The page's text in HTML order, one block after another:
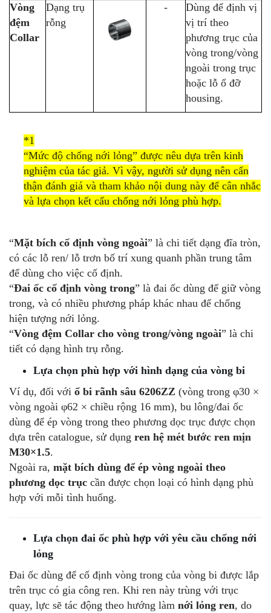
Vòng
đệm
Collar
Dạng trụ
rỗng
-
Dùng để định vị
vị trí theo
phương trục của
vòng trong/vòng
ngoài trong trục
hoặc lỗ ổ đỡ
housing.
*1
“Mức độ chống nới lỏng” được nêu dựa trên kinh
nghiệm của tác giả. Vì vậy, người sử dụng nên cẩn
thận đánh giá và tham khảo nội dung này để cân nhắc
và lựa chọn kết cấu chống nới lỏng phù hợp.
“Mặt bích cố định vòng ngoài” là chi tiết dạng đĩa tròn,
có các lỗ ren/ lỗ trơn bố trí xung quanh phần trung tâm
để dùng cho việc cố định.
“Đai ốc cố định vòng trong” là đai ốc dùng để giữ vòng
trong, và có nhiều phương pháp khác nhau để chống
hiện tượng nới lỏng.
“Vòng đệm Collar cho vòng trong/vòng ngoài” là chi
tiết có dạng hình trụ rỗng.
Lựa chọn phù hợp với hình dạng của vòng bi
Ví dụ, đối với ổ bi rãnh sâu 6206ZZ (vòng trong φ30 ×
vòng ngoài φ62 × chiều rộng 16 mm), bu lông/đai ốc
dùng để ép vòng trong theo phương dọc trục được chọn
dựa trên catalogue, sử dụng ren hệ mét bước ren mịn
M30×1.5.
Ngoài ra, mặt bích dùng để ép vòng ngoài theo
phương dọc trục cần được chọn loại có hình dạng phù
hợp với mỗi tình huống.
Lựa chọn đai ốc phù hợp với yêu cầu chống nới
lỏng
Đai ốc dùng để cố định vòng trong của vòng bi được lắp
trên trục có gia công ren. Khi ren này trùng với trục
quay, lực sẽ tác động theo hướng làm nới lỏng ren, do